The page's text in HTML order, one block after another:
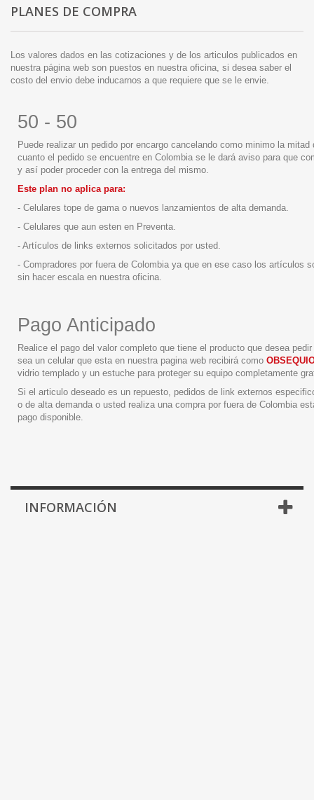
PLANES DE COMPRA
Los valores dados en las cotizaciones y de los articulos publicados en
nuestra página web son puestos en nuestra oficina, si desea saber el
costo del envio debe inducarnos a que requiere que se le envie.
50 - 50
Puede realizar un pedido por encargo cancelando como minimo la
cuanto el pedido se encuentre en Colombia se le dará aviso para que
y así poder proceder con la entrega del mismo.
Este plan no aplica para:
- Celulares tope de gama o nuevos lanzamientos de alta demanda.
- Celulares que aun esten en Preventa.
- Artículos de links externos solicitados por usted.
- Compradores por fuera de Colombia ya que en ese caso los artículos
sin hacer escala en nuestra oficina.
Pago Anticipado
Realice el pago del valor completo que tiene el producto que desea
sea un celular que esta en nuestra pagina web recibirá como
vidrio templado y un estuche para proteger su equipo completamente
Si el articulo deseado es un repuesto, pedidos de link externos
o de alta demanda o usted realiza una compra por fuera de Colombia
pago disponible.
INFORMACIÓN